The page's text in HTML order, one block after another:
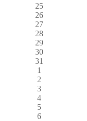
25
26
27
28
29
30
31
1
2
3
4
5
6